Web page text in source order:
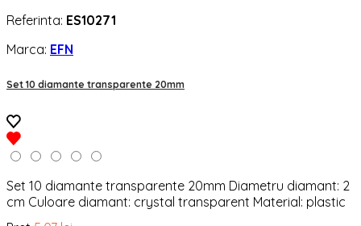
Referinta: ES10271
Marca: EFN
Set 10 diamante transparente 20mm
Set 10 diamante transparente 20mm Diametru diamant: 2
cm Culoare diamant: crystal transparent Material: plastic